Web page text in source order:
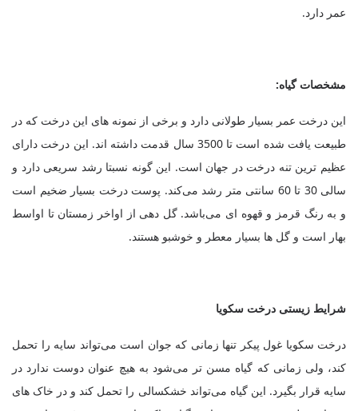
عمر دارد.
مشخصات گیاه:
این درخت عمر بسیار طولانی دارد و برخی از نمونه های این درخت که در
طبیعت یافت شده است تا 3500 سال قدمت داشته اند. این درخت دارای
عظیم ترین تنه درخت در جهان است. این گونه نسبتا رشد سریعی دارد و
سالی 30 تا 60 سانتی متر رشد می‌کند. پوست درخت بسیار ضخیم است
و به رنگ قرمز و قهوه ای می‌باشد. گل دهی از اواخر زمستان تا اواسط
بهار است و گل ها بسیار معطر و خوشبو هستند.
شرایط زیستی درخت سکویا
درخت سکویا غول پیکر تنها زمانی که جوان است می‌تواند سایه را تحمل
کند، ولی زمانی که گیاه مسن تر می‌شود به هیچ عنوان دوست ندارد در
سایه قرار بگیرد. این گیاه می‌تواند خشکسالی را تحمل کند و در خاک های